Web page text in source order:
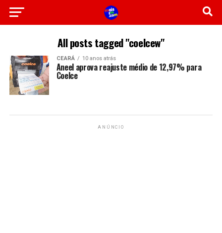
All posts tagged "coelcew"
CEARÁ 10 anos atrás
Aneel aprova reajuste médio de 12,97% para
Coelce
ANÚNCIO